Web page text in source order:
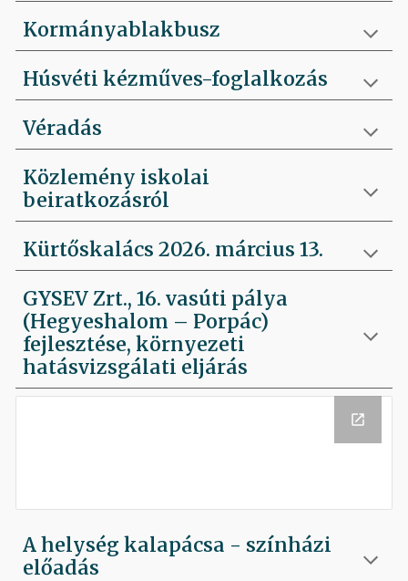
Kormányablakbusz
Húsvéti kézműves-foglalkozás
Véradás
Közlemény iskolai
beiratkozásról
Kürtőskalács 2026. március 13.
GYSEV Zrt., 16. vasúti pálya
(Hegyeshalom – Porpác)
fejlesztése, környezeti
hatásvizsgálati eljárás
A helység kalapácsa - színházi
előadás